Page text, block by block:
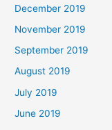
December 2019
November 2019
September 2019
August 2019
July 2019
June 2019